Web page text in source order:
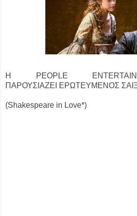
Η PEOPLE
ΠΑΡΟΥΣΙΑΖΕΙ
ΕΡΩΤΕΥΜΕΝΟΣ
(Shakespeare in Love*)